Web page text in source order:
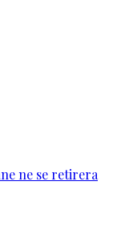
ne se retirera